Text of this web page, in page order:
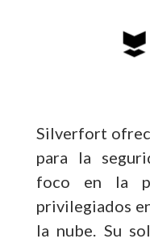
Silverfort
para la
foco en la
privilegiados
la nube. Su